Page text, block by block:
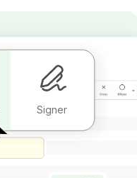
Signer